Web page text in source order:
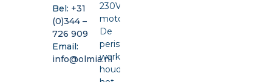
Bel: +31
(0)344 –
726 909
Email:
info@olmia.nl
230VAC-
motor.
De
peristaltische
werking
houdt